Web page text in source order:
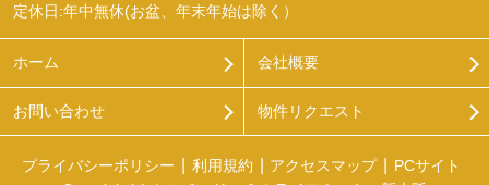
定休日:年中無休(お盆、年末年始は除く）
ホーム 会社概要
お問い合わせ 物件リクエスト
プライバシーポリシー 利用規約 アクセスマップ
PCサイト